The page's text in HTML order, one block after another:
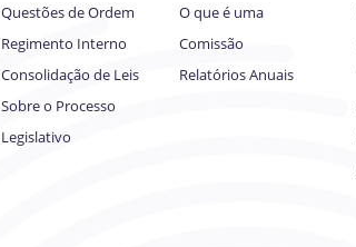
Questões de Ordem
Regimento Interno
Consolidação de Leis
Sobre o Processo
Legislativo
O que é uma
Comissão
Relatórios Anuais